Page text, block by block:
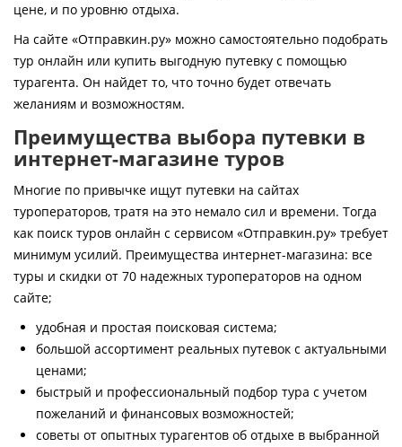
Контакты
цене, и по уровню отдыха.
На сайте «Отправкин.ру» можно самостоятельно подобрать
тур онлайн или купить выгодную путевку с помощью
турагента. Он найдет то, что точно будет отвечать
желаниям и возможностям.
Преимущества выбора путевки в
интернет-магазине туров
Многие по привычке ищут путевки на сайтах
туроператоров, тратя на это немало сил и времени. Тогда
как поиск туров онлайн с сервисом «Отправкин.ру» требует
минимум усилий. Преимущества интернет-магазина: все
туры и скидки от 70 надежных туроператоров на одном
сайте;
удобная и простая поисковая система;
большой ассортимент реальных путевок с актуальными
ценами;
быстрый и профессиональный подбор тура с учетом
пожеланий и финансовых возможностей;
советы от опытных турагентов об отдыхе в выбранной